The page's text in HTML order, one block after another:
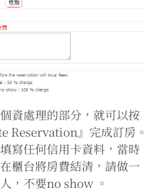
資處理的部分，就可以按
Reservation』完成訂房。
寫任何信用卡資料，當時
櫃台將房費結清，請做一
，不要no show 。